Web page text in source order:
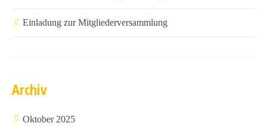
Einladung zur Mitgliederversammlung
Archiv
Oktober 2025